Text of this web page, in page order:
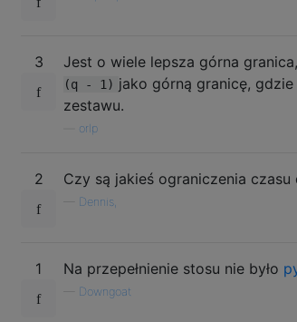
3 Jest o wiele lepsza górna
(q - 1) jako górną granicę, gdzie
zestawu.
orlp
2 Czy są jakieś ograniczenia czasu
Dennis,
1 Na przepełnienie stosu nie było
Downgoat